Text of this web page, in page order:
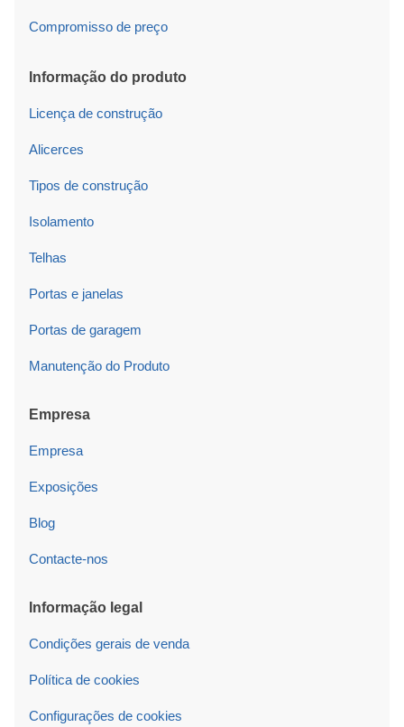
Compromisso de preço
Informação do produto
Licença de construção
Alicerces
Tipos de construção
Isolamento
Telhas
Portas e janelas
Portas de garagem
Manutenção do Produto
Empresa
Empresa
Exposições
Blog
Contacte-nos
Informação legal
Condições gerais de venda
Política de cookies
Configurações de cookies